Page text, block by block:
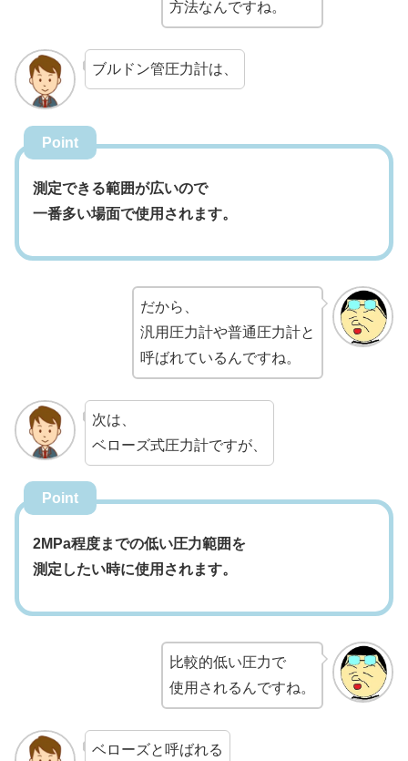
方法なんですね。
ブルドン管圧力計は、
Point
測定できる範囲が広いので
一番多い場面で使用されます。
だから、
汎用圧力計や普通圧力計と
呼ばれているんですね。
次は、
ベローズ式圧力計ですが、
Point
2MPa程度までの低い圧力範囲を
測定したい時に使用されます。
比較的低い圧力で
使用されるんですね。
ベローズと呼ばれる